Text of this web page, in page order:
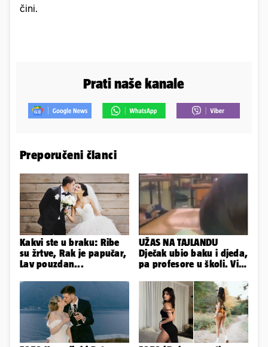
čini.
Prati naše kanale
Preporučeni članci
Kakvi ste u braku: Ribe
su žrtve, Rak je papučar,
Lav pouzdan...
UŽAS NA TAJLANDU
Dječak ubio baku i djeda,
pa profesore u školi. Više